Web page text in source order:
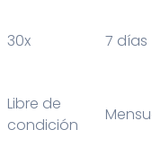
30x 7 días
Libre de
condición